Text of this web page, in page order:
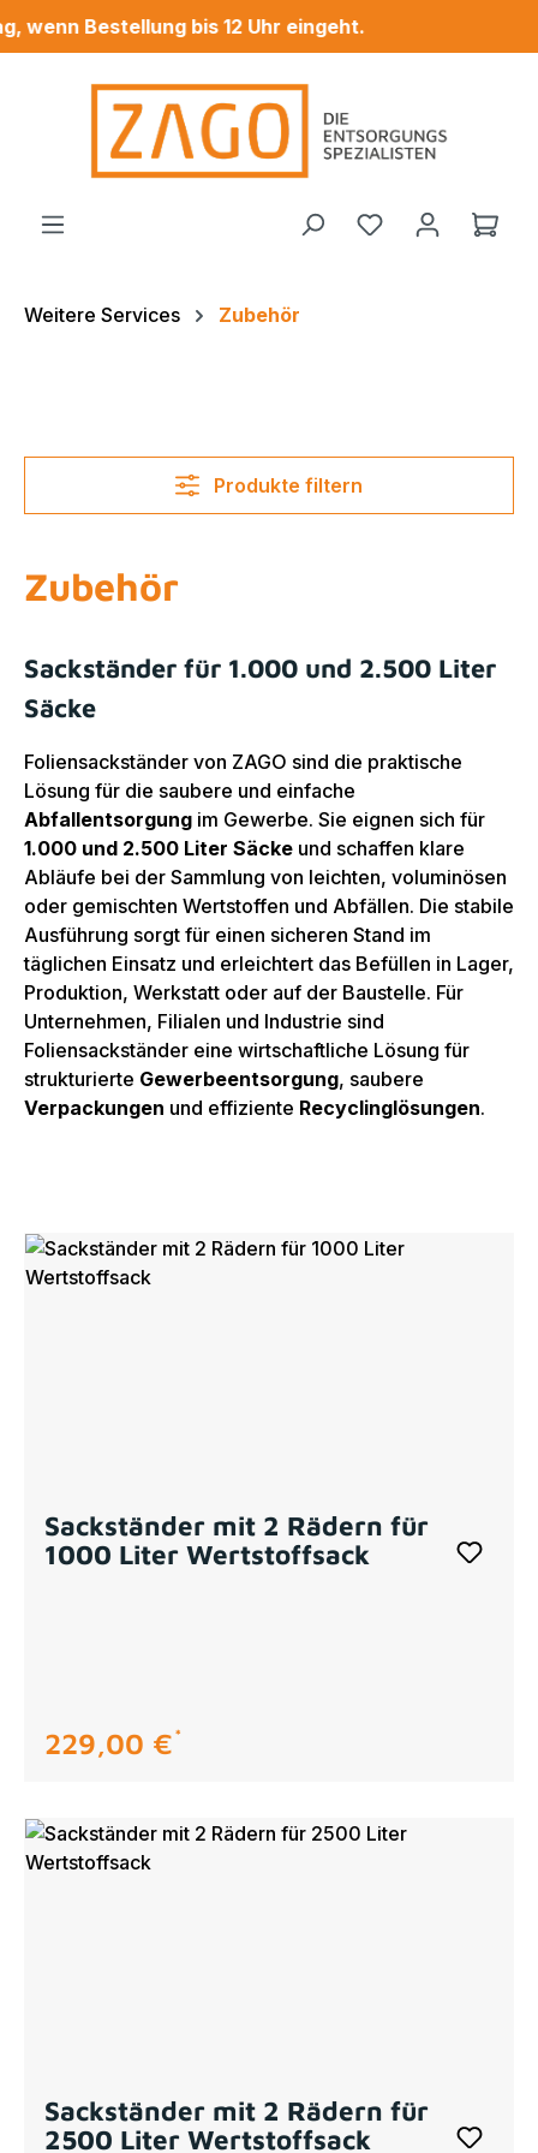
Zum Hauptinhalt springen
Bestellung bis 12 Uhr eingeht.
Weitere Services Zubehör
Produkte filtern
Zubehör
Sackständer für 1.000 und 2.500 Liter
Säcke
Foliensackständer von ZAGO sind die praktische
Lösung für die saubere und einfache
Abfallentsorgung im Gewerbe. Sie eignen sich für
1.000 und 2.500 Liter Säcke und schaffen klare
Abläufe bei der Sammlung von leichten, voluminösen
oder gemischten Wertstoffen und Abfällen. Die stabile
Ausführung sorgt für einen sicheren Stand im
täglichen Einsatz und erleichtert das Befüllen in Lager,
Produktion, Werkstatt oder auf der Baustelle. Für
Unternehmen, Filialen und Industrie sind
Foliensackständer eine wirtschaftliche Lösung für
strukturierte Gewerbeentsorgung, saubere
Verpackungen und effiziente Recyclinglösungen.
Sackständer mit 2 Rädern für
1000 Liter Wertstoffsack
regulärer preis:
229,00 €
Sackständer mit 2 Rädern für
2500 Liter Wertstoffsack